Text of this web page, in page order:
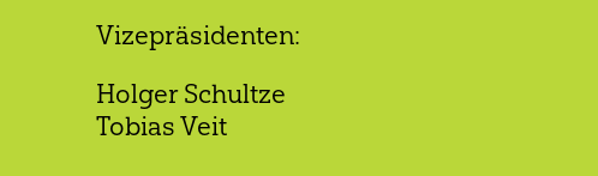
Vizepräsidenten:
Holger Schultze
Tobias Veit